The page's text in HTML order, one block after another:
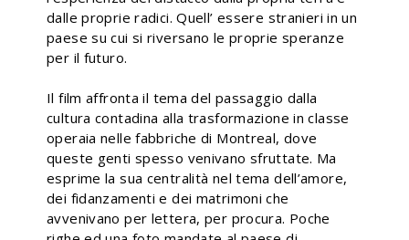
dalle proprie radici. Quell’ essere stranieri in un
paese su cui si riversano le proprie speranze
per il futuro.
Il film affronta il tema del passaggio dalla
cultura contadina alla trasformazione in classe
operaia nelle fabbriche di Montreal, dove
queste genti spesso venivano sfruttate. Ma
esprime la sua centralità nel tema dell’amore,
dei fidanzamenti e dei matrimoni che
avvenivano per lettera, per procura. Poche